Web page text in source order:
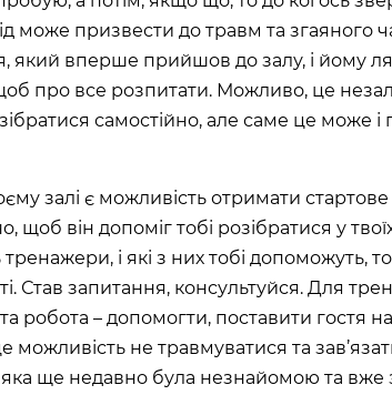
Україна
може призвести до травм та згаяного
який вперше прийшов до залу, і йому
про все розпитати. Можливо, це
самостійно, але саме це може і
залі є можливість отримати
щоб він допоміг тобі розібратися у
і які з них тобі допоможуть, то
Став запитання, консультуйся. Для
робота – допомогти, поставити гостя
можливість не травмуватися та
ще недавно була незнайомою та вже